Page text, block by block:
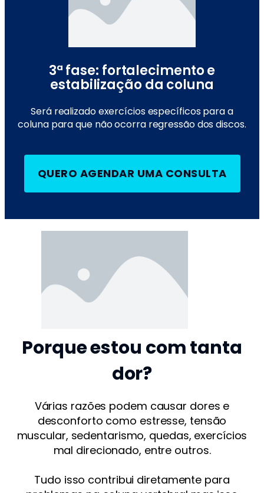
3ª fase: fortalecimento e
estabilização da coluna
Será realizado exercícios específicos para a
coluna para que não ocorra regressão dos discos.
QUERO AGENDAR UMA CONSULTA
Porque estou com tanta
dor?
Várias razões podem causar dores e
desconforto como estresse, tensão
muscular, sedentarismo, quedas, exercícios
mal direcionado, entre outros.
Tudo isso contribui diretamente para